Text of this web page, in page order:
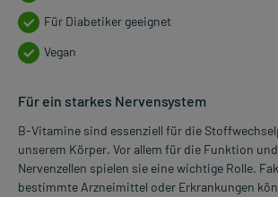
Für Diabetiker geeignet
Vegan
Für ein starkes Nervensystem
B-Vitamine sind essenziell für die
unserem Körper. Vor allem für die Funktion
Nervenzellen spielen sie eine wichtige Rolle.
bestimmte Arzneimittel oder Erkrankungen